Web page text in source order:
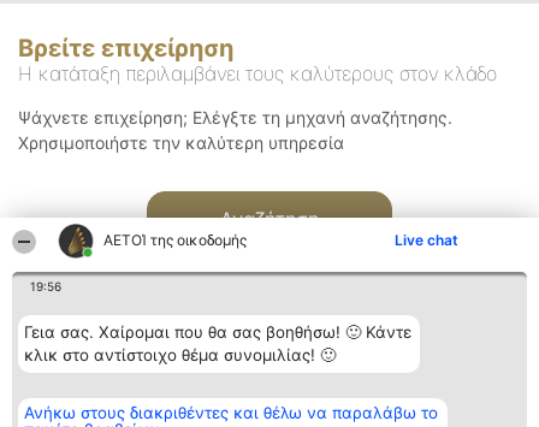
ΑΕΤΟΊ της οικοδομής Live chat
19:56
Γεια σας. Χαίρομαι που θα σας βοηθήσω! 🙂 Κάντε
κλικ στο αντίστοιχο θέμα συνομιλίας! 🙂
Ανήκω στους διακριθέντες και θέλω να παραλάβω το
Βρείτε επιχείρηση
Η κατάταξη περιλαμβάνει τους καλύτερους στον κλάδο
Ψάχνετε επιχείρηση; Ελέγξτε τη μηχανή αναζήτησης.
Χρησιμοποιήστε την καλύτερη υπηρεσία
Αναζήτηση
Διοργανωτής της
κατάταξης
Κατάταξη
Διακριθέντες
Επικοινωνία
Επικοινωνία